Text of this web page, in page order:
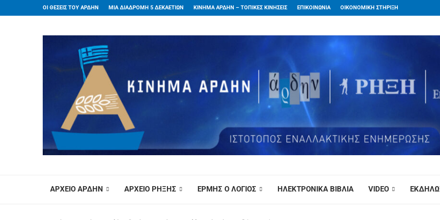
ΟΙ ΘΕΣΕΙΣ ΤΟΥ ΑΡΔΗΝ ΜΙΑ ΔΙΑΔΡΟΜΗ 5 ΔΕΚΑΕΤΙΩΝ ΚΙΝΗΜΑ ΑΡΔΗΝ – ΤΟΠΙΚΕΣ ΚΙΝΗΣΕΙΣ ΕΠΙΚΟΙΝΩΝΙΑ ΟΙΚΟΝΟΜΙΚΗ ΣΤΗΡΙΞΗ
ΑΡΧΕΙΟ ΑΡΔΗΝ ΑΡΧΕΙΟ ΡΗΞΗΣ ΕΡΜΗΣ Ο ΛΟΓΙΟΣ ΗΛΕΚΤΡΟΝΙΚΑ ΒΙΒΛΙΑ VIDEO